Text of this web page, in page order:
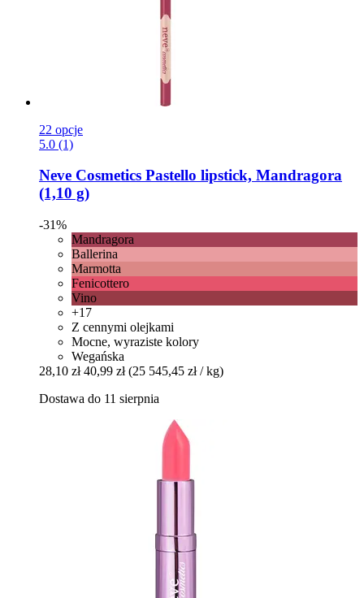
22 opcje
5.0 (1)
Neve Cosmetics Pastello lipstick, Mandragora
(1,10 g)
-31%
Mandragora
Ballerina
Marmotta
Fenicottero
Vino
+17
Z cennymi olejkami
Mocne, wyraziste kolory
Wegańska
28,10 zł 40,99 zł (25 545,45 zł / kg)
Dostawa do 11 sierpnia